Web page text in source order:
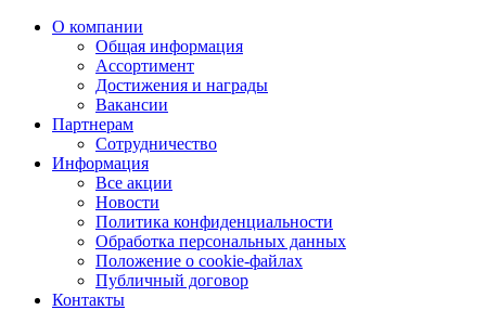
О компании
Общая информация
Ассортимент
Достижения и награды
Вакансии
Партнерам
Сотрудничество
Информация
Все акции
Новости
Политика конфиденциальности
Обработка персональных данных
Положение о cookie-файлах
Публичный договор
Контакты